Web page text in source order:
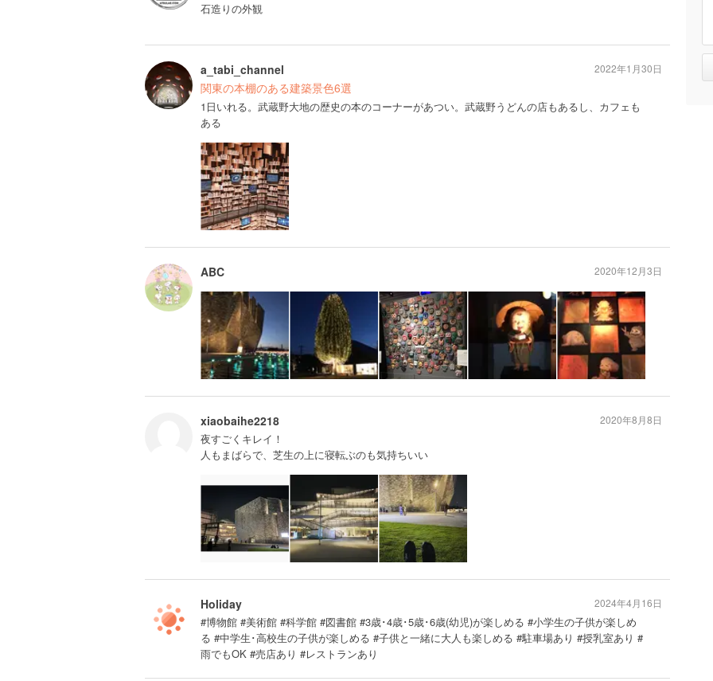
石造りの外観
a_tabi_channel
関東の本棚のある建築景色6選
1日いれる。武蔵野大地の歴史の本のコーナーがあつい。武蔵野うどんの店もあるし、カフェも
ある
2022年1月30日
ABC 2020年12月3日
xiaobaihe2218
夜すごくキレイ！
人もまばらで、芝生の上に寝転ぶのも気持ちいい
2020年8月8日
Holiday
#博物館 #美術館 #科学館 #図書館 #3歳･4歳･5歳･6歳(幼児)が楽しめる #小学生の子供が楽しめ
る #中学生･高校生の子供が楽しめる #子供と一緒に大人も楽しめる #駐車場あり #授乳室あり #
雨でもOK #売店あり #レストランあり
2024年4月16日